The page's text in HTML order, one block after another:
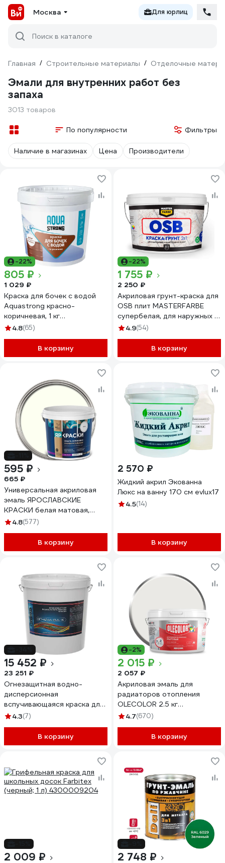
Москва Для юрлиц
Поиск в каталоге
Главная / Строительные материалы / Отделочные
Эмали для внутренних работ без
запаха
3013 товаров
По популярности Фильтры
Наличие в магазинах Цена Производители
-22%
805 ₽
1 029 ₽
Краска для бочек с водой
Aquastrong красно-
коричневая, 1 кг
4607130861707
4.8(65)
В корзину
-22%
1 755 ₽
2 250 ₽
Акриловая грунт-краска для
OSB плит MASTERFARBE
супербелая, для наружных и
внутренних работ, 14 кг
4.9(54)
В корзину
595 ₽
665 ₽
Универсальная акриловая
эмаль ЯРОСЛАВСКИЕ
КРАСКИ белая матовая,
ведро 0.9 кг, О05191
4.8(577)
В корзину
2 570 ₽
Жидкий акрил Экованна
Люкс на ванну 170 см evlux17
4.5(14)
В корзину
15 452 ₽
23 251 ₽
Огнезащитная водно-
дисперсионная
вспучивающаяся краска для
кабелей ОГНЕЗА ВД-К, 25 кг
4.3(7)
В корзину
-2%
2 015 ₽
2 057 ₽
Акриловая эмаль для
радиаторов отопления
OLECOLOR 2.5 кг
4300005664
4.7(670)
В корзину
2 009 ₽ 2 748 ₽